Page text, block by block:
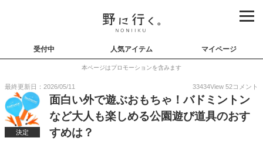
受付中 人気アイテム マイページ
本ページはプロモーションを含みます
最終更新日：2026/05/11 33434View 52コメント
決定
面白い外で遊ぶおもちゃ！バドミントン
など大人も楽しめる公園遊び道具のおす
すめは？